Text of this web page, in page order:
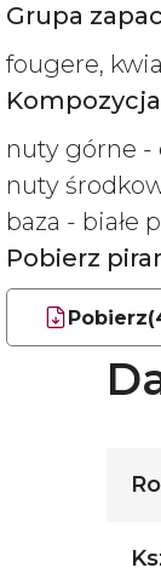
Grupa
fougere,
nuty górne -
nuty
baza - białe
Pobierz
Pobierz